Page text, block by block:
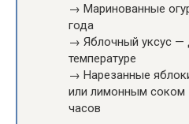
→ Маринованные
года
→ Яблочный уксус —
температуре
→ Нарезанные
или лимонным соком
часов